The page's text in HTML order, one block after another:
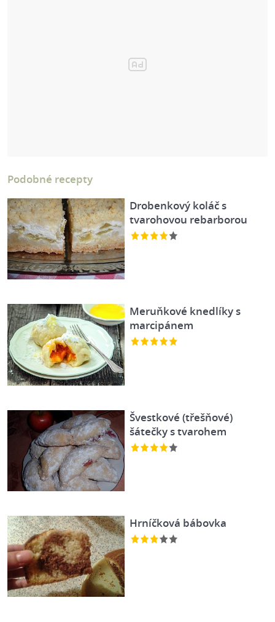
Podobné recepty
Drobenkový koláč s
tvarohovou rebarborou
Meruňkové knedlíky s
marcipánem
Švestkové (třešňové)
šátečky s tvarohem
Hrníčková bábovka